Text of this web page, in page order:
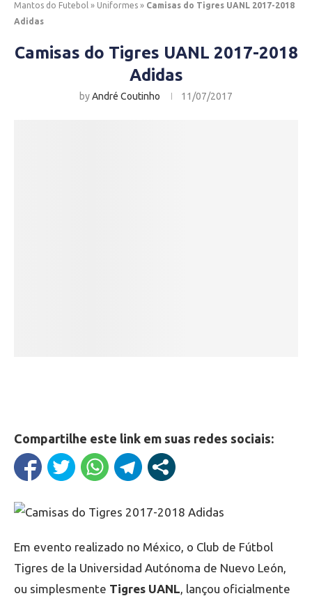
Mantos do Futebol » Uniformes » Camisas do Tigres UANL 2017-2018
Adidas
Camisas do Tigres UANL 2017-2018
Adidas
byAndré Coutinho 11/07/2017
Compartilhe este link em suas redes sociais:
Em evento realizado no México, o Club de Fútbol
Tigres de la Universidad Autónoma de Nuevo León,
ou simplesmente Tigres UANL, lançou oficialmente